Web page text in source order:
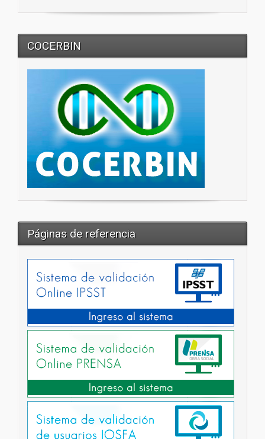
COCERBIN
Páginas de referencia